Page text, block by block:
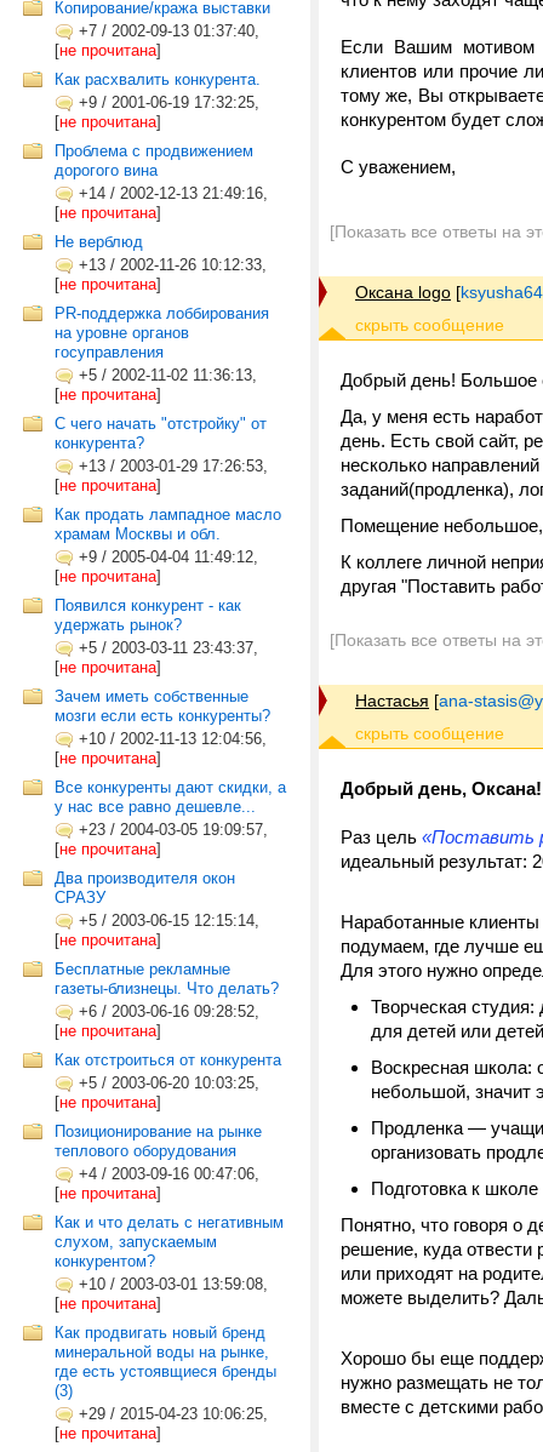
Копирование/кража выставки
+7 / 2002-09-13 01:37:40,
[не прочитана]
Как расхвалить конкурента.
+9 / 2001-06-19 17:32:25,
[не прочитана]
Проблема с продвижением
дорогого вина
+14 / 2002-12-13 21:49:16,
[не прочитана]
Не верблюд
+13 / 2002-11-26 10:12:33,
[не прочитана]
PR-поддержка лоббирования
на уровне органов
госуправления
+5 / 2002-11-02 11:36:13,
[не прочитана]
С чего начать "отстройку" от
конкурента?
+13 / 2003-01-29 17:26:53,
[не прочитана]
Как продать лампадное масло
храмам Москвы и обл.
+9 / 2005-04-04 11:49:12,
[не прочитана]
Появился конкурент - как
удержать рынок?
+5 / 2003-03-11 23:43:37,
[не прочитана]
Зачем иметь собственные
мозги если есть конкуренты?
+10 / 2002-11-13 12:04:56,
[не прочитана]
Все конкуренты дают скидки, а
у нас все равно дешевле...
+23 / 2004-03-05 19:09:57,
[не прочитана]
Два производителя окон
СРАЗУ
+5 / 2003-06-15 12:15:14,
[не прочитана]
Бесплатные рекламные
газеты-близнецы. Что делать?
+6 / 2003-06-16 09:28:52,
[не прочитана]
Как отстроиться от конкурента
+5 / 2003-06-20 10:03:25,
[не прочитана]
Позиционирование на рынке
теплового оборудования
+4 / 2003-09-16 00:47:06,
[не прочитана]
Как и что делать с негативным
слухом, запускаемым
конкурентом?
+10 / 2003-03-01 13:59:08,
[не прочитана]
Как продвигать новый бренд
минеральной воды на рынке,
где есть устоявщиеся бренды
(3)
+29 / 2015-04-23 10:06:25,
[не прочитана]
Если Вашим мотивом
клиентов или прочие
тому же, Вы
конкурентом будет
С уважением,
[Показать все ответы на
Оксана logo [
Добрый день! Большое
Да, у меня есть
день. Есть свой сайт,
несколько
заданий(продленка),
Помещение небольшое,
К коллеге личной
другая "Поставить
[Показать все ответы на
Настасья [ana-
Добрый день, Оксана!
Раз цель «Поставить
идеальный результат:
Наработанные
подумаем, где лучше
Для этого нужно
Творческая студия:
для детей или
Воскресная школа:
небольшой, значит
Продленка —
организовать
Подготовка к
Понятно, что говоря о
решение, куда отвести
или приходят на
можете выделить?
Хорошо бы еще
нужно размещать не
вместе с детскими